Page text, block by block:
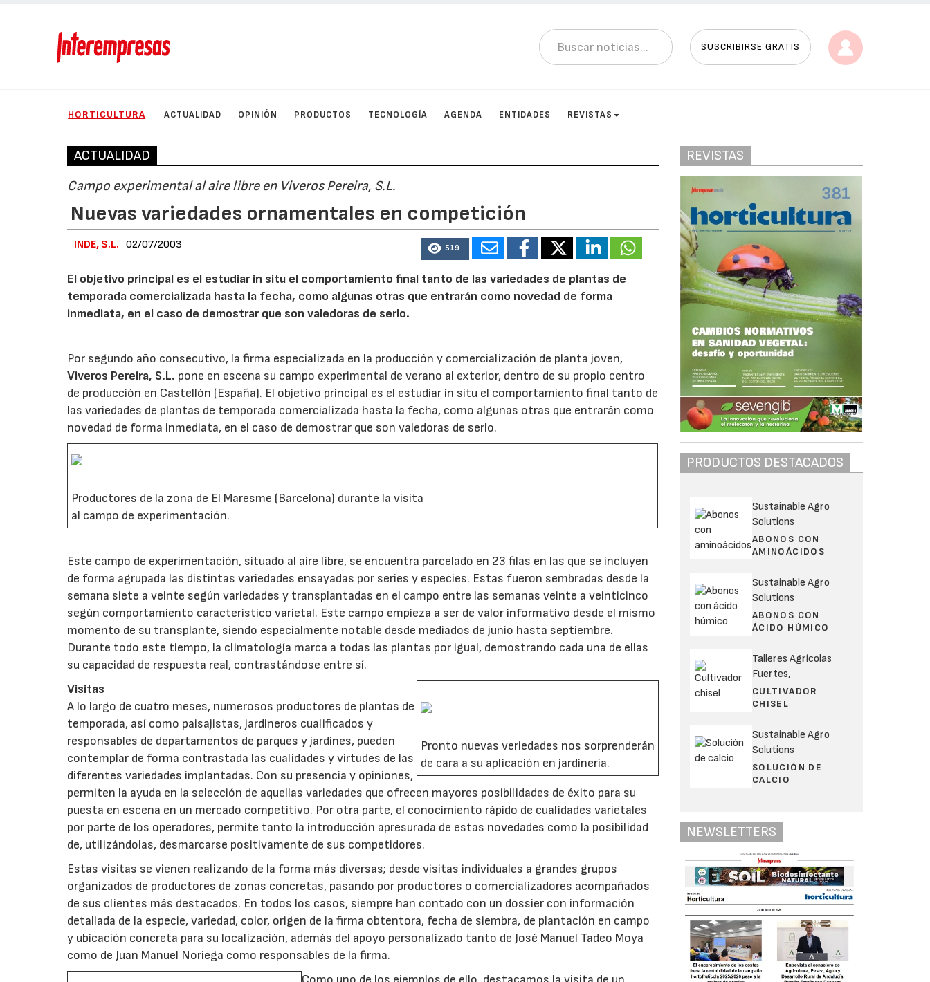
SUSCRIBIRSE GRATIS
HORTICULTURA ACTUALIDAD OPINIÓN PRODUCTOS TECNOLOGÍA AGENDA ENTIDADES REVISTAS
ACTUALIDAD
Campo experimental al aire libre en Viveros Pereira, S.L.
Nuevas variedades ornamentales en competición
INDE, S.L. 02/07/2003 519
El objetivo principal es el estudiar in situ el comportamiento final tanto de las variedades de plantas de
temporada comercializada hasta la fecha, como algunas otras que entrarán como novedad de forma
inmediata, en el caso de demostrar que son valedoras de serlo.
Por segundo año consecutivo, la firma especializada en la producción y comercialización de planta joven,
Viveros Pereira, S.L. pone en escena su campo experimental de verano al exterior, dentro de su propio centro
de producción en Castellón (España). El objetivo principal es el estudiar in situ el comportamiento final tanto de
las variedades de plantas de temporada comercializada hasta la fecha, como algunas otras que entrarán como
novedad de forma inmediata, en el caso de demostrar que son valedoras de serlo.
Productores de la zona de El Maresme (Barcelona) durante la visita
al campo de experimentación.
Este campo de experimentación, situado al aire libre, se encuentra parcelado en 23 filas en las que se incluyen
de forma agrupada las distintas variedades ensayadas por series y especies. Estas fueron sembradas desde la
semana siete a veinte según variedades y transplantadas en el campo entre las semanas veinte a veinticinco
según comportamiento característico varietal. Este campo empieza a ser de valor informativo desde el mismo
momento de su transplante, siendo especialmente notable desde mediados de junio hasta septiembre.
Durante todo este tiempo, la climatología marca a todas las plantas por igual, demostrando cada una de ellas
su capacidad de respuesta real, contrastándose entre sí.
Pronto nuevas veriedades nos sorprenderán
de cara a su aplicación en jardinería.
Visitas
A lo largo de cuatro meses, numerosos productores de plantas de
temporada, así como paisajistas, jardineros cualificados y
responsables de departamentos de parques y jardines, pueden
contemplar de forma contrastada las cualidades y virtudes de las
diferentes variedades implantadas. Con su presencia y opiniones,
permiten la ayuda en la selección de aquellas variedades que ofrecen mayores posibilidades de éxito para su
puesta en escena en un mercado competitivo. Por otra parte, el conocimiento rápido de cualidades varietales
por parte de los operadores, permite tanto la introducción apresurada de estas novedades como la posibilidad
de, utilizándolas, desmarcarse positivamente de sus competidores.
Estas visitas se vienen realizando de la forma más diversas; desde visitas individuales a grandes grupos
organizados de productores de zonas concretas, pasando por productores o comercializadores acompañados
de sus clientes más destacados. En todos los casos, siempre han contado con un dossier con información
detallada de la especie, variedad, color, origen de la firma obtentora, fecha de siembra, de plantación en campo
y ubicación concreta para su localización, además del apoyo personalizado tanto de José Manuel Tadeo Moya
como de Juan Manuel Noriega como responsables de la firma.
REVISTAS
PRODUCTOS DESTACADOS
Sustainable Agro
Solutions
ABONOS CON
AMINOÁCIDOS
Sustainable Agro
Solutions
ABONOS CON
ÁCIDO HÚMICO
Talleres Agrícolas
Fuertes,
CULTIVADOR
CHISEL
Sustainable Agro
Solutions
SOLUCIÓN DE
CALCIO
NEWSLETTERS